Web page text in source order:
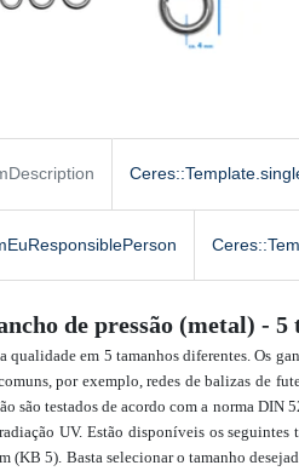
de pressão (metal) - 5
qualidade em 5 tamanhos diferentes. Os
por exemplo, redes de balizas de
são testados de acordo com a norma DIN
UV. Estão disponíveis os
(KB 5). Basta selecionar o tamanho